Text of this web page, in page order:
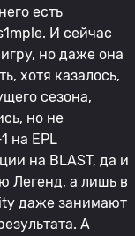
есть
И сейчас
но даже она
хотя казалось,
сезона,
но не
на EPL
на BLAST, да и
Легенд, а лишь в
даже занимают
А